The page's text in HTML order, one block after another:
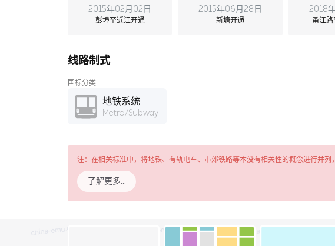
2015年02月02日
彭埠至近江开通
2015年06月28日
新塘开通
2018
甬江路
线路制式
国标分类
地铁系统
Metro/Subway
注：在相关标准中，将地铁、有轨电车、市郊铁路等本没有相关性的概念进行并
了解更多…